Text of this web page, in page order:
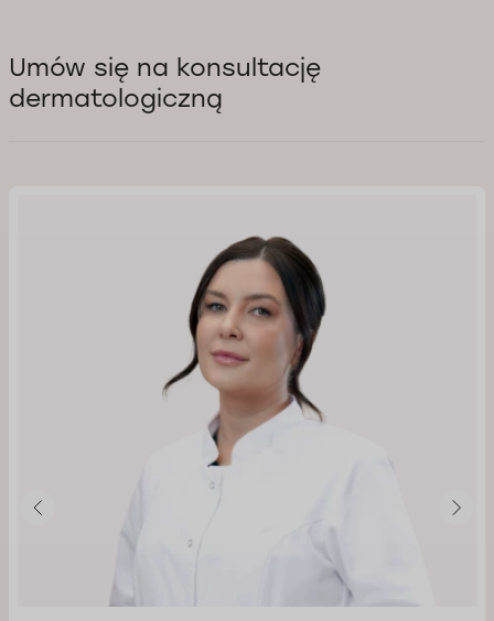
Umów się na konsultację
dermatologiczną